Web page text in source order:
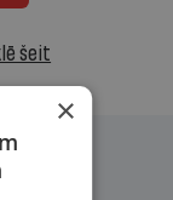
šeit
×